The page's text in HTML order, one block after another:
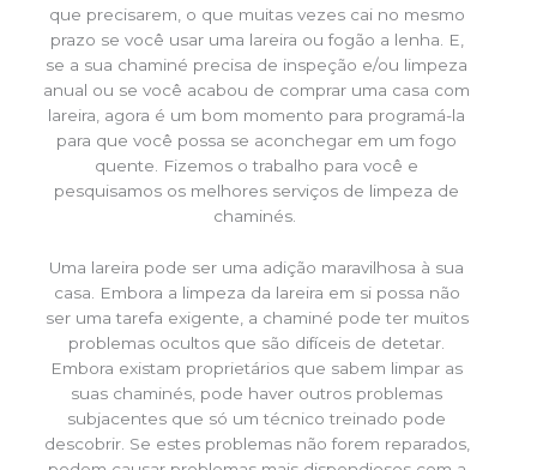
que precisarem, o que muitas vezes cai no mesmo
prazo se você usar uma lareira ou fogão a lenha. E,
se a sua chaminé precisa de inspeção e/ou limpeza
anual ou se você acabou de comprar uma casa com
lareira, agora é um bom momento para programá-la
para que você possa se aconchegar em um fogo
quente. Fizemos o trabalho para você e
pesquisamos os melhores serviços de limpeza de
chaminés.
Uma lareira pode ser uma adição maravilhosa à sua
casa. Embora a limpeza da lareira em si possa não
ser uma tarefa exigente, a chaminé pode ter muitos
problemas ocultos que são difíceis de detetar.
Embora existam proprietários que sabem limpar as
suas chaminés, pode haver outros problemas
subjacentes que só um técnico treinado pode
descobrir. Se estes problemas não forem reparados,